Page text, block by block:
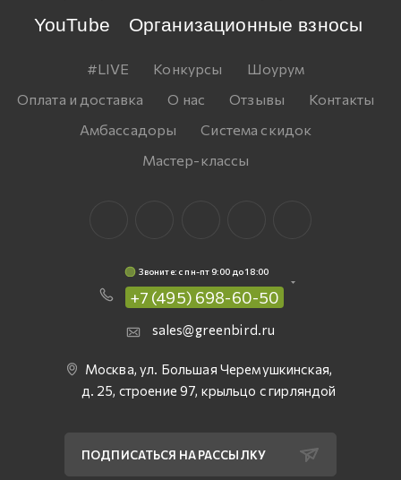
YouTube
Организационные взносы
#LIVE Конкурсы
Шоурум
Оплата и доставка
О нас Отзывы
Контакты
Амбассадоры
Система скидок
Мастер-классы
Звоните: c пн-пт 9:00 до 18:00
+7 (495) 698-60-50
sales@greenbird.ru
Москва, ул. Большая Черемушкинская,
д. 25, строение 97, крыльцо с гирляндой
ПОДПИСАТЬСЯ НА РАССЫЛКУ